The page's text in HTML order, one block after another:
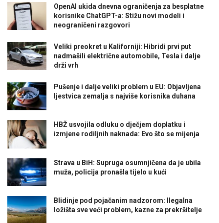
OpenAI ukida dnevna ograničenja za besplatne
korisnike ChatGPT-a: Stižu novi modeli i
neograničeni razgovori
Veliki preokret u Kaliforniji: Hibridi prvi put
nadmašili električne automobile, Tesla i dalje
drži vrh
Pušenje i dalje veliki problem u EU: Objavljena
ljestvica zemalja s najviše korisnika duhana
HBŽ usvojila odluku o dječjem doplatku i
izmjene rodiljnih naknada: Evo što se mijenja
Strava u BiH: Supruga osumnjičena da je ubila
muža, policija pronašla tijelo u kući
Blidinje pod pojačanim nadzorom: Ilegalna
ložišta sve veći problem, kazne za prekršitelje